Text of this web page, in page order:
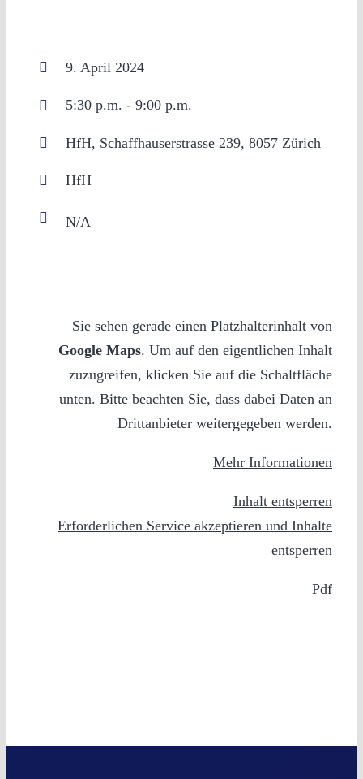
9. April 2024
5:30 p.m. - 9:00 p.m.
HfH, Schaffhauserstrasse 239, 8057 Zürich
HfH
Sie sehen gerade einen Platzhalterinhalt von
Google Maps. Um auf den eigentlichen Inhalt
zuzugreifen, klicken Sie auf die Schaltfläche
unten. Bitte beachten Sie, dass dabei Daten an
Drittanbieter weitergegeben werden.
Mehr Informationen
Inhalt entsperren
Erforderlichen Service akzeptieren und Inhalte
entsperren
Pdf